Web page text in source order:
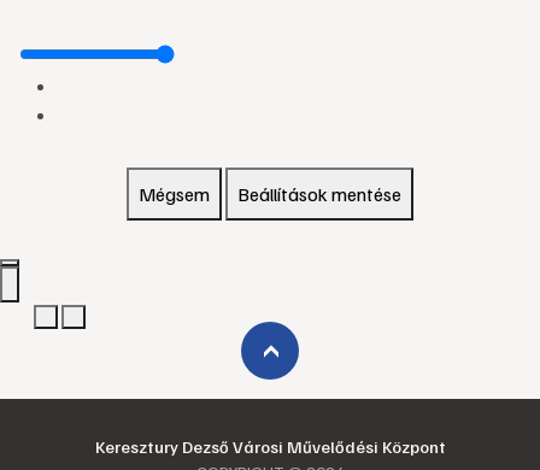
Mégsem Beállítások mentése
›
Keresztury Dezső Városi Művelődési Központ